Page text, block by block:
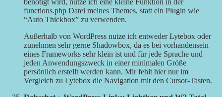
benötigt wird, nutze ich eine kleine Funktion in der
functions.php Datei meines Themes, statt ein Plugin wie
“Auto Thickbox” zu verwenden.
Außerhalb von WordPress nutze ich entweder Lytebox oder
zunehmen sehr gerne Shadowbox, da es bei vorhandensein
eines Frameworks sehr klein ist und für jede Sprache und
jeden Anwendungszweck in einer minimalen Größe
persönlich erstellt werden kann. Mir fehlt hier nur im
Vergleich zu Lytebox die Navigation mit den Cursor-Tasten.